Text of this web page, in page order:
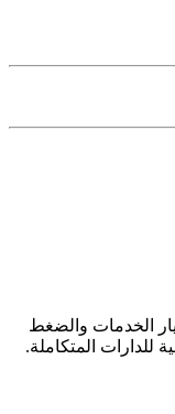
الخدمات والضغط
للدارات المتكاملة.